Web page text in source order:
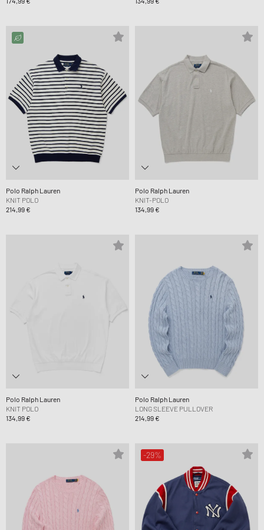
Polo Ralph Lauren
KNIT POLO
214,99 €
Polo Ralph Lauren
KNIT-POLO
134,99 €
Polo Ralph Lauren
KNIT POLO
134,99 €
Polo Ralph Lauren
LONG SLEEVE PULLOVER
214,99 €
-29%